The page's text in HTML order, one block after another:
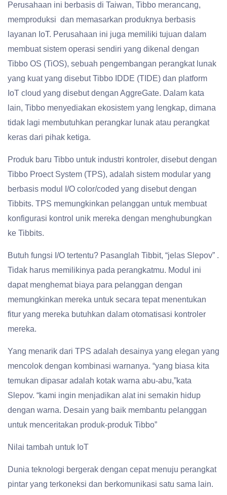
Perusahaan ini berbasis di Taiwan, Tibbo merancang,
memproduksi dan memasarkan produknya berbasis
layanan IoT. Perusahaan ini juga memiliki tujuan dalam
membuat sistem operasi sendiri yang dikenal dengan
Tibbo OS (TiOS), sebuah pengembangan perangkat lunak
yang kuat yang disebut Tibbo IDDE (TIDE) dan platform
IoT cloud yang disebut dengan AggreGate. Dalam kata
lain, Tibbo menyediakan ekosistem yang lengkap, dimana
tidak lagi membutuhkan perangkar lunak atau perangkat
keras dari pihak ketiga.
Produk baru Tibbo untuk industri kontroler, disebut dengan
Tibbo Proect System (TPS), adalah sistem modular yang
berbasis modul I/O color/coded yang disebut dengan
Tibbits. TPS memungkinkan pelanggan untuk membuat
konfigurasi kontrol unik mereka dengan menghubungkan
ke Tibbits.
Butuh fungsi I/O tertentu? Pasanglah Tibbit, “jelas Slepov” .
Tidak harus memilikinya pada perangkatmu. Modul ini
dapat menghemat biaya para pelanggan dengan
memungkinkan mereka untuk secara tepat menentukan
fitur yang mereka butuhkan dalam otomatisasi kontroler
mereka.
Yang menarik dari TPS adalah desainya yang elegan yang
mencolok dengan kombinasi warnanya. “yang biasa kita
temukan dipasar adalah kotak warna abu-abu,”kata
Slepov. “kami ingin menjadikan alat ini semakin hidup
dengan warna. Desain yang baik membantu pelanggan
untuk menceritakan produk-produk Tibbo”
Nilai tambah untuk IoT
Dunia teknologi bergerak dengan cepat menuju perangkat
pintar yang terkoneksi dan berkomunikasi satu sama lain.